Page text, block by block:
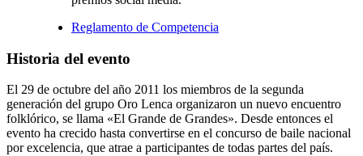
Reglamento de Competencia
Historia del evento
El 29 de octubre del año 2011 los miembros de la segunda
generación del grupo Oro Lenca organizaron un nuevo encuentro
folklórico, se llama «El Grande de Grandes». Desde entonces el
evento ha crecido hasta convertirse en el concurso de baile nacional
por excelencia, que atrae a participantes de todas partes del país.